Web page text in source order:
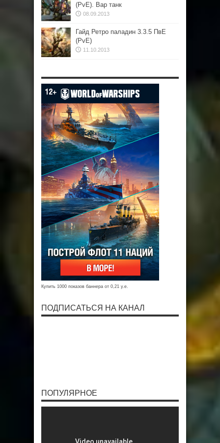
(PvE). Вар танк
08.09.2013
Гайд Ретро паладин 3.3.5 ПвЕ
(PvE)
11.10.2013
Купить 1000 показов баннера от 0,21 у.е.
ПОДПИСАТЬСЯ НА КАНАЛ
ПОПУЛЯРНОЕ